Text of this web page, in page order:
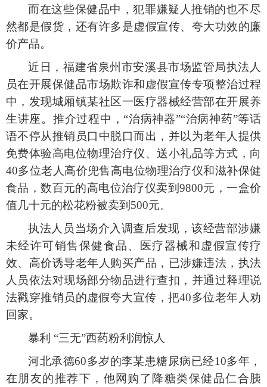
而在这些保健品中，犯罪嫌疑人推销的也不尽
然都是假货，还有许多是虚假宣传、夸大功效的廉
价产品。
近日，福建省泉州市安溪县市场监管局执法人
员在开展保健品市场欺诈和虚假宣传专项整治过程
中，发现城厢镇某社区一医疗器械经营部在开展养
生讲座。推介过程中， “治病神器”“治病神药”等话
语不停从推销员口中脱口而出，并以为老年人提供
免费体验高电位物理治疗仪、送小礼品等方式，向
40多位老人高价兜售高电位物理治疗仪和滋补保健
食品，数百元的高电位治疗仪卖到9800元，一盒价
值几十元的松花粉被卖到500元。
执法人员当场介入调查后发现，该经营部涉嫌
未经许可销售保健食品、医疗器械和虚假宣传疗
效、高价诱导老年人购买产品，已涉嫌违法，执法
人员依法对现场部分物品进行查扣，并通过释理说
法戳穿推销员的虚假夸大宣传，把40多位老年人劝
回家。
暴利 “三无”西药粉利润惊人
河北承德60多岁的李某患糖尿病已经10多年，
在朋友的推荐下，他网购了降糖类保健品仁合胰